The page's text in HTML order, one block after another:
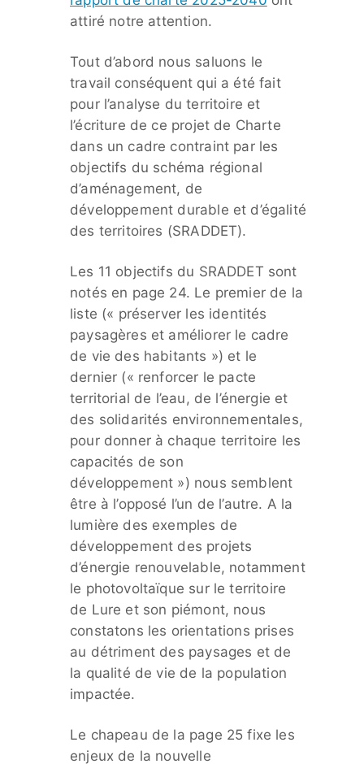
attiré notre attention.
Tout d’abord nous saluons le
travail conséquent qui a été fait
pour l’analyse du territoire et
l’écriture de ce projet de Charte
dans un cadre contraint par les
objectifs du schéma régional
d’aménagement, de
développement durable et d’égalité
des territoires (SRADDET).
Les 11 objectifs du SRADDET sont
notés en page 24. Le premier de la
liste (« préserver les identités
paysagères et améliorer le cadre
de vie des habitants ») et le
dernier (« renforcer le pacte
territorial de l’eau, de l’énergie et
des solidarités environnementales,
pour donner à chaque territoire les
capacités de son
développement ») nous semblent
être à l’opposé l’un de l’autre. A la
lumière des exemples de
développement des projets
d’énergie renouvelable, notamment
le photovoltaïque sur le territoire
de Lure et son piémont, nous
constatons les orientations prises
au détriment des paysages et de
la qualité de vie de la population
impactée.
Le chapeau de la page 25 fixe les
enjeux de la nouvelle